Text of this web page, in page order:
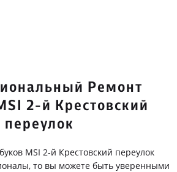
Ремонт
2-й Крестовский
переулок
MSI 2-й Крестовский переулок
то вы можете быть уверенными